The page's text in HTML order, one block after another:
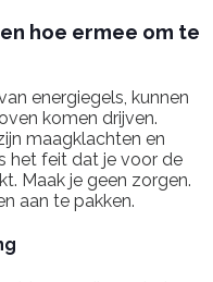
hoe ermee om te
energiegels, kunnen
komen drijven.
maagklachten en
het feit dat je voor de
Maak je geen zorgen.
aan te pakken.